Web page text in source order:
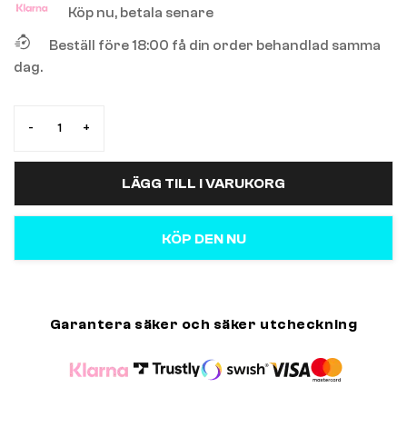
Köp nu, betala senare
Beställ före 18:00 få din order behandlad samma
dag.
- +
LÄGG TILL I VARUKORG
KÖP DEN NU
Garantera säker och säker utcheckning